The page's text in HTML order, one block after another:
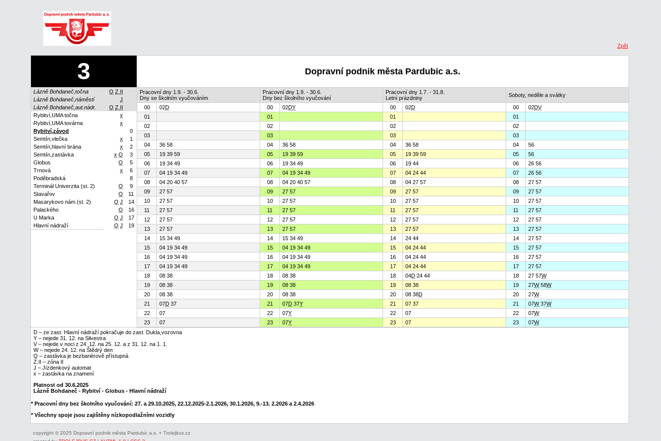
Zpět
3 Dopravní podnik města Pardubic a.s.
Lázně Bohdaneč,točna Q Z.II
Lázně Bohdaneč,náměstí
J
Lázně Bohdaneč,aut.nádr.
Q Z.II
Rybitví,UMA točna
x
Rybitví,UMA továrna
x
Rybitví,závod
0
Semtín,vlečka
x
1
Semtín,hlavní brána
x
2
Semtín,zastávka
x Q
3
Globus
Q
5
Trnová
x
6
Poděbradská
8
Terminál Univerzita (st. 2)
Q
9
Stavařov
Q
11
Masarykovo nám.(st. 2)
Q J
14
Palackého
Q
16
U Marka
Q J
17
Hlavní nádraží
Q J 19
Pracovní dny 1.9. - 30.6.
Dny se školním vyučováním
Pracovní dny 1.9. - 30.6.
Dny bez školního vyučování
Pracovní dny 1.7. - 31.8.
Letní prázdniny
Soboty, neděle a svátky
00 02D 00 02DY 00 02D 00 02DV
01
01 01
01
02
02 02
02
03
03 03
03
04
36 58 04 36 58 04 36 58 04
56
05
19 39 59 05 19 39 59 05 19 39 59 05
56
06
19 34 49 06 19 34 49 06 19 44 06
26 56
07
04 19 34 49 07 04 19 34 49 07 04 24 44 07
26 56
08
04 20 40 57 08 04 20 40 57 08 04 27 57 08
27 57
09
27 57 09 27 57 09 27 57 09
27 57
10
27 57 10 27 57 10 27 57 10
27 57
11
27 57 11 27 57 11 27 57 11
27 57
12
27 57 12 27 57 12 27 57 12
27 57
13
27 57 13 27 57 13 27 57 13
27 57
14
15 34 49 14 15 34 49 14 24 44 14
27 57
15
04 19 34 49 15 04 19 34 49 15 04 24 44 15
27 57
16
04 19 34 49 16 04 19 34 49 16 04 24 44 16
27 57
17
04 19 34 49 17 04 19 34 49 17 04 24 44 17
27 57
18
08 38 18 08 38 18 04D 24 44 18 27 57W
19
08 38 19 08 38 19 08 38 19 27W58W
20
08 38 20 08 38 20 08 38D 20 27W
21
07D 37 21 07D 37Y 21 07 37 21 07W37W
22
07 22 07Y 22 07 22 07W
23
07 23 07Y 23 07 23 07W
D – ze zast. Hlavní nádraží pokračuje do zast. Dukla,vozovna
Y – nejede 31. 12. na Silvestra
V – nejede v noci z 24. 12. na 25. 12. a z 31. 12. na 1. 1.
W – nejede 24. 12. na Štědrý den
Q – zastávka je bezbariérově přístupná
Z.II – zóna II
J – Jízdenkový automat
x – zastávka na znamení
Platnost od 30.6.2025
Lázně Bohdaneč - Rybitví - Globus - Hlavní nádraží
* Pracovní dny bez školního vyučování: 27. a 29.10.2025, 22.12.2025-2.1.2026, 30.1.2026, 9.-13. 2.2026 a 2.4.2026
* Všechny spoje jsou zajištěny nízkopodlažními vozidly
copyright © 2025 Dopravní podnik města Pardubic a.s. + Trolejbus.cz